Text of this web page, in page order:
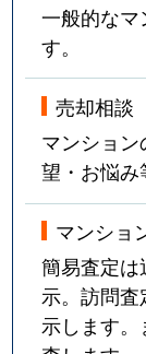
一般的なマ
す。
売却相談
マンショ
望・お悩み
マンショ
簡易査定
示。訪問
示します